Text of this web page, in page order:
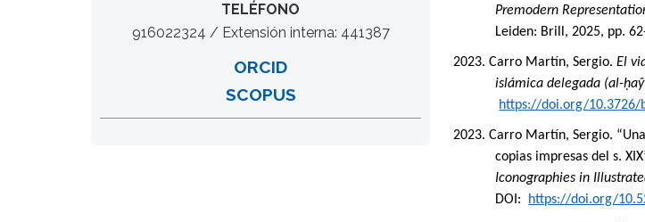
TELÉFONO
916022324 / Extensión interna: 441387
ORCID
SCOPUS
Premodern
Leiden: Brill, 2025, pp.
2023. Carro Martín, Sergio.El
islámica delegada (al-
https://doi.org/10.3726/
2023. Carro Martín, Sergio.
copias impresas del s.
Iconographies in
DOI:
https://doi.org/